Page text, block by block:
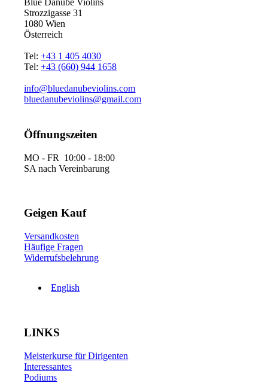
Blue Danube Violins
Strozzigasse 31
1080 Wien
Österreich
Tel:+43 1 405 4030
Tel:+43 (660) 944 1658
info@bluedanubeviolins.com
bluedanubeviolins@gmail.com
Öffnungszeiten
MO - FR 10:00 - 18:00
SA nach Vereinbarung
Geigen Kauf
Versandkosten
Häufige Fragen
Widerrufsbelehrung
English
LINKS
Meisterkurse für Dirigenten
Interessantes
Podiums